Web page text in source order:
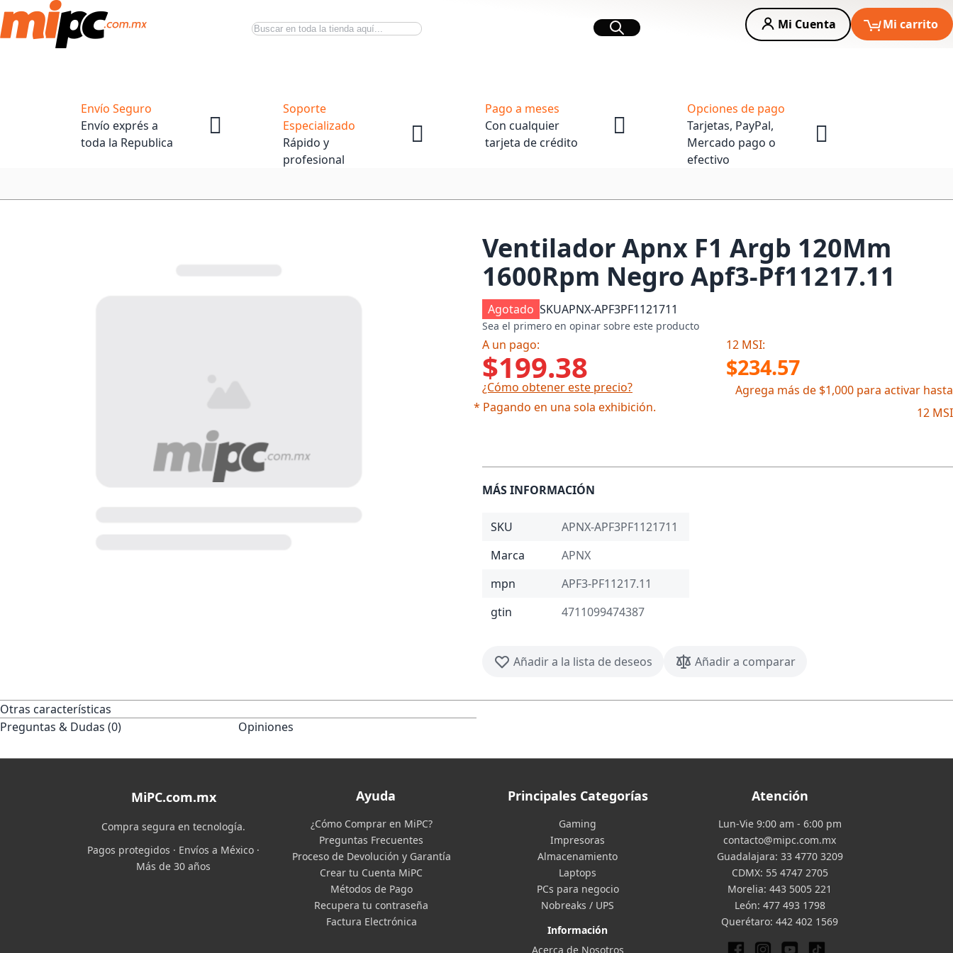
Buscar Buscar
Mi Cuenta Mi carrito
Envío Seguro
Envío exprés a
toda la Republica
Soporte
Especializado
Rápido y
profesional
Pago a meses
Con cualquier
tarjeta de crédito
Opciones de pago
Tarjetas, PayPal,
Mercado pago o
efectivo
Ventilador Apnx F1 Argb 120Mm
1600Rpm Negro Apf3-Pf11217.11
Agotado SKUAPNX-APF3PF1121711
Sea el primero en opinar sobre este producto
A un pago: 12 MSI:
$199.38 $234.57
¿Cómo obtener este precio?
* Pagando en una sola exhibición.
Agrega más de $1,000 para activar hasta
12 MSI
MÁS INFORMACIÓN
SKU
APNX-APF3PF1121711
Marca
APNX
mpn
APF3-PF11217.11
gtin
4711099474387
Añadir a la lista de deseos Añadir a comparar
Otras características
Preguntas & Dudas (0)
Opiniones
MiPC.com.mx
Compra segura en tecnología.
Pagos protegidos · Envíos a México ·
Más de 30 años
Ayuda
¿Cómo Comprar en MiPC?
Preguntas Frecuentes
Proceso de Devolución y Garantía
Crear tu Cuenta MiPC
Métodos de Pago
Recupera tu contraseña
Factura Electrónica
Principales Categorías
Gaming
Impresoras
Almacenamiento
Laptops
PCs para negocio
Nobreaks / UPS
Información
Acerca de Nosotros
Atención
Lun-Vie 9:00 am - 6:00 pm
contacto@mipc.com.mx
Guadalajara: 33 4770 3209
CDMX: 55 4747 2705
Morelia: 443 5005 221
León: 477 493 1798
Querétaro: 442 402 1569